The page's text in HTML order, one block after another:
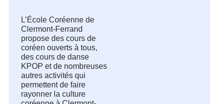
L’École Coréenne de
Clermont-Ferrand
propose des cours de
coréen ouverts à tous,
des cours de danse
KPOP et de nombreuses
autres activités qui
permettent de faire
rayonner la culture